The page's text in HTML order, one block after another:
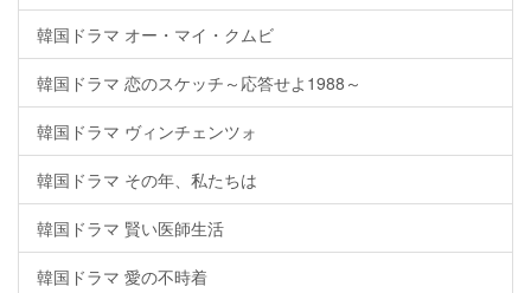
韓国ドラマ オー・マイ・クムビ
韓国ドラマ 恋のスケッチ～応答せよ1988～
韓国ドラマ ヴィンチェンツォ
韓国ドラマ その年、私たちは
韓国ドラマ 賢い医師生活
韓国ドラマ 愛の不時着